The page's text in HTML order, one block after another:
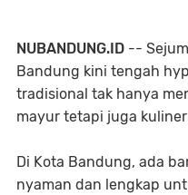
NUBANDUNG.ID --
Bandung kini tengah
tradisional tak hanya
mayur tetapi juga
Di Kota Bandung, ada
nyaman dan lengkap